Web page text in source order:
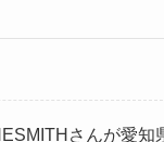
さんが愛知